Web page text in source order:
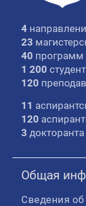
4
23
40 программ
1 200
120
11
120
3 докторанта
Общая
Сведения